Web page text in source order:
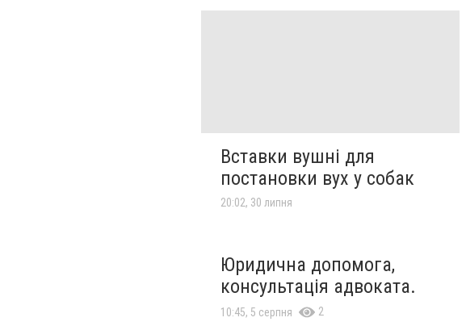
Вставки вушні для
постановки вух у собак
20:02, 30 липня
Юридична допомога,
консультація адвоката.
10:45, 5 серпня 2